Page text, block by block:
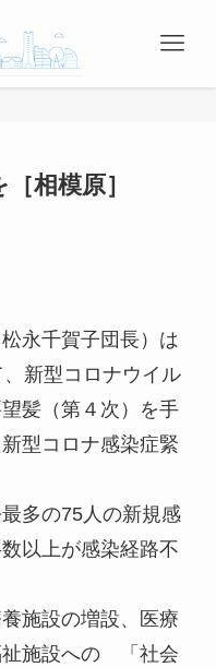
相模原］
永千賀子団長）は
新型コロナウイル
髪（第４次）を手
型コロナ感染症緊
多の75人の新規感
以上が感染経路不
施設の増設、医療
施設への 「社会